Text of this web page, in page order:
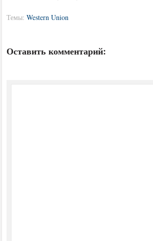
Темы:Western Union
Оставить комментарий: